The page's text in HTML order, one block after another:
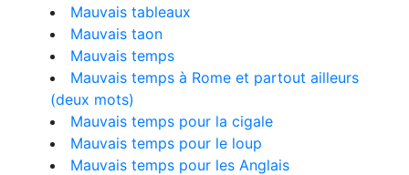
Mauvais tableaux
Mauvais taon
Mauvais temps
Mauvais temps à Rome et partout ailleurs
(deux mots)
Mauvais temps pour la cigale
Mauvais temps pour le loup
Mauvais temps pour les Anglais